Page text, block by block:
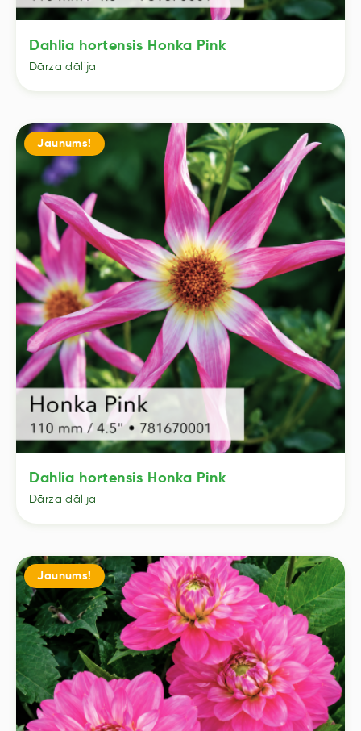
Dahlia hortensis Honka Pink
Dārza dālija
Dahlia hortensis Honka Pink
Dārza dālija